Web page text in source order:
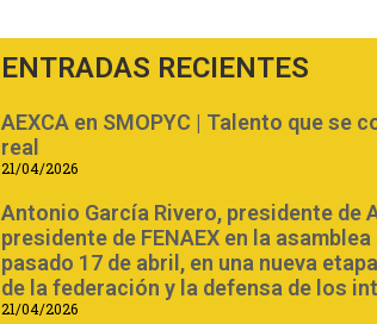
ENTRADAS RECIENTES
AEXCA en SMOPYC | Talento que se
real
21/04/2026
Antonio García Rivero, presidente de
presidente de FENAEX en la
pasado 17 de abril, en una nueva
de la federación y la defensa de los
21/04/2026